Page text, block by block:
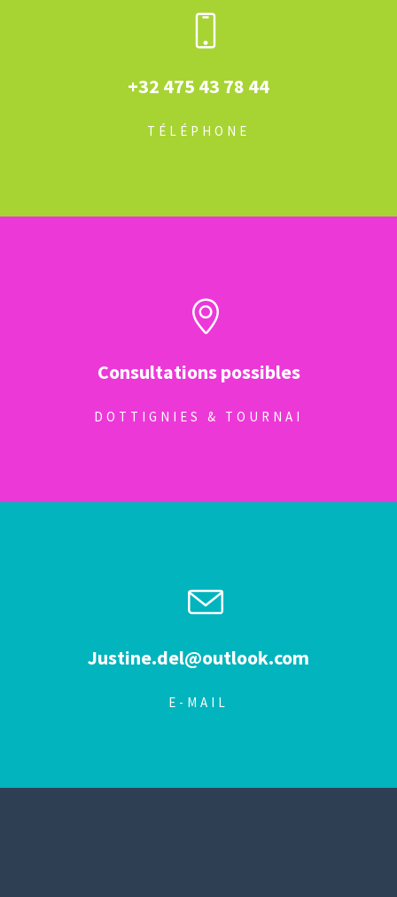
+32 475 43 78 44
TÉLÉPHONE
Consultations possibles
DOTTIGNIES & TOURNAI
Justine.del@outlook.com
E-MAIL